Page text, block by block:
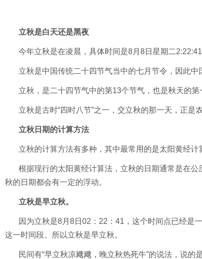
立秋是白天还是黑夜
今年立秋是在凌晨，具体时间是8月8日星期二
立秋是中国传统二十四节气当中的七月节令，因此
立秋，是二十四节气中的第13个节气，也是秋天的
立秋是古时“四时八节”之一，交立秋的那一天，正是
立秋日期的计算方法
立秋的计算方法有多种，其中最常用的是太阳黄经
根据现行的太阳黄经计算法，立秋的日期通常是在
秋的日期都会有一定的浮动。
立秋是早立秋。
因为立秋是8月8日02：22：41，这个时间点已经是
这一时间段。所以立秋是早立秋。
民间有“早立秋凉飕飕，晚立秋热死牛”的说法，说